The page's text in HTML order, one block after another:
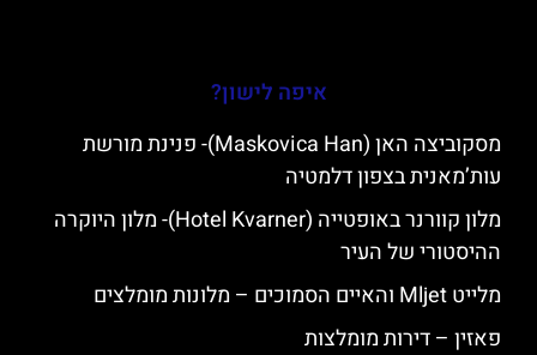
איפה לישון?
מסקוביצה האן (Maskovica Han)- פנינת מורשת
עות’מאנית בצפון דלמטיה
מלון קוורנר באופטייה (Hotel Kvarner)- מלון היוקרה
ההיסטורי של העיר
מלייט Mljet והאיים הסמוכים – מלונות מומלצים
פאזין – דירות מומלצות